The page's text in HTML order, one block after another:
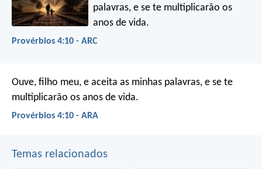
palavras, e se te multiplicarão os
anos de vida.
Provérbios 4:10 - ARC
Ouve, filho meu, e aceita as minhas palavras, e se te
multiplicarão os anos de vida.
Provérbios 4:10 - ARA
Temas relacionados